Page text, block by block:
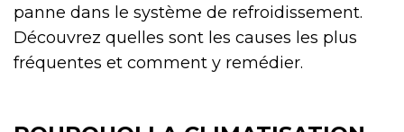
panne dans le système de refroidissement.
Découvrez quelles sont les causes les plus
fréquentes et comment y remédier.